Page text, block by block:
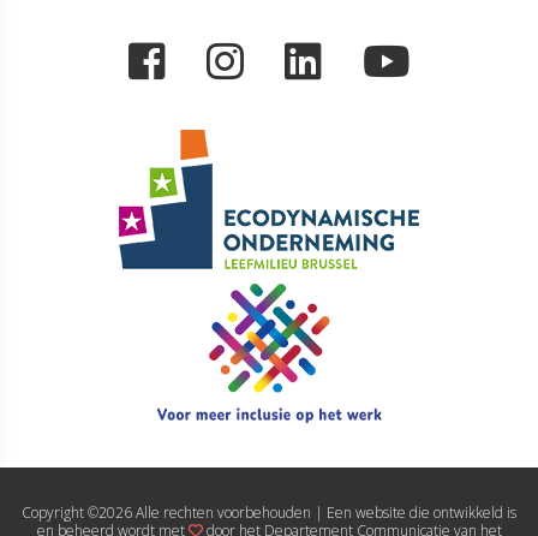
Copyright ©2026 Alle rechten voorbehouden | Een website die ontwikkeld is
en beheerd wordt met
door het Departement Communicatie van het